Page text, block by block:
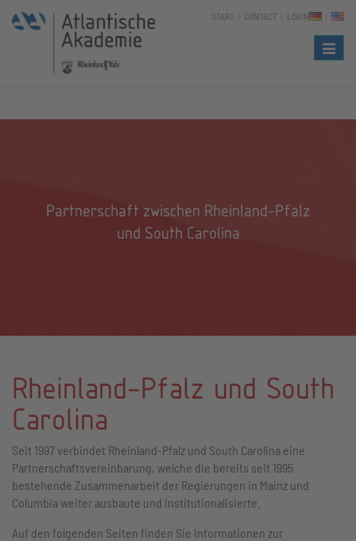
START CONTACT LOGIN
Partnerschaft zwischen Rheinland-Pfalz
und South Carolina
Rheinland-Pfalz und South
Carolina
Seit 1997 verbindet Rheinland-Pfalz und South Carolina eine
Partnerschaftsvereinbarung, welche die bereits seit 1995
bestehende Zusammenarbeit der Regierungen in Mainz und
Columbia weiter ausbaute und institutionalisierte.
Auf den folgenden Seiten finden Sie Informationen zur